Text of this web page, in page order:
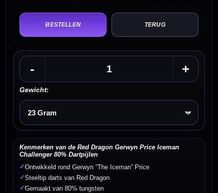
TERUG
- +
Gewicht:
Kies een optie
Kenmerken van de Red Dragon Gerwyn Price Iceman
Challenger 80% Dartpijlen
✓Ontwikkeld rond Gerwyn “The Iceman” Price
✓Steeltip darts van Red Dragon
✓Gemaakt van 80% tungsten